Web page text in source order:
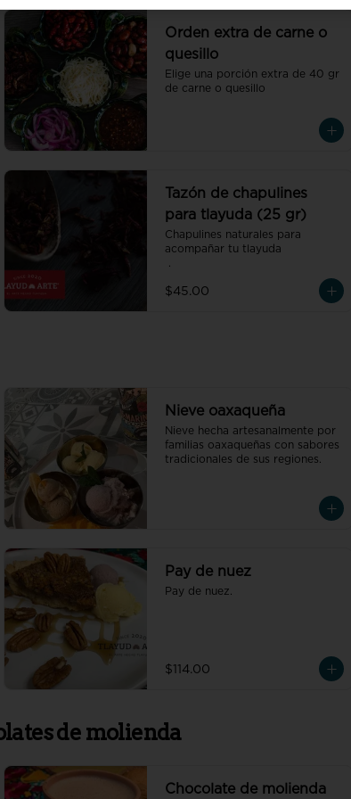
Orden extra de carne o
quesillo
Elige una porción extra de 40 gr
de carne o quesillo
Tazón de chapulines
para tlayuda (25 gr)
Chapulines naturales para
acompañar tu tlayuda
$45.00
Nieve oaxaqueña
Nieve hecha artesanalmente por
familias oaxaqueñas con sabores
tradicionales de sus regiones.
Pay de nuez
Pay de nuez.
$114.00
de molienda
Chocolate de molienda